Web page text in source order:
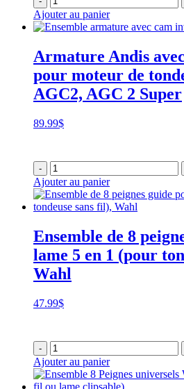
Ajouter au panier
Armature Andis
pour moteur de
AGC2, AGC 2 Super
89.99$
-
Ajouter au panier
Ensemble de 8
lame 5 en 1 (pour
Wahl
47.99$
-
Ajouter au panier